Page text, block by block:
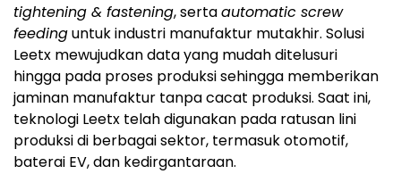
tightening & fastening, sertaautomatic screw
feedinguntuk industri manufaktur mutakhir. Solusi
Leetx mewujudkan data yang mudah ditelusuri
hingga pada proses produksi sehingga memberikan
jaminan manufaktur tanpa cacat produksi. Saat ini,
teknologi Leetx telah digunakan pada ratusan lini
produksi di berbagai sektor, termasuk otomotif,
baterai EV, dan kedirgantaraan.